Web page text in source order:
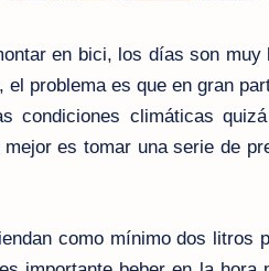
en bici, los días son muy
problema es que en gran
condiciones climáticas
es tomar una serie de
como mínimo dos litros